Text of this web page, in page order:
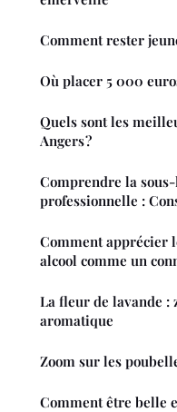
Comment rester
Où placer 5 000
Quels sont les
Angers ?
Comprendre la
professionnelle :
Comment apprécier
alcool comme un
La fleur de lavande :
aromatique
Zoom sur les
Comment être belle